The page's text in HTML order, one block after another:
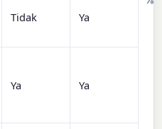
Tidak Ya
Ya Ya